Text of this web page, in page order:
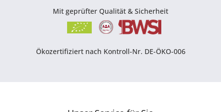
Mit geprüfter Qualität & Sicherheit
Ökozertifiziert nach Kontroll-Nr. DE-ÖKO-006